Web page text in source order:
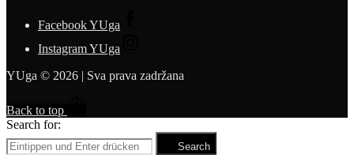
Facebook YUga
Instagram YUga
YUga © 2026 | Sva prava zadržana
Back to top
Search for:
Search